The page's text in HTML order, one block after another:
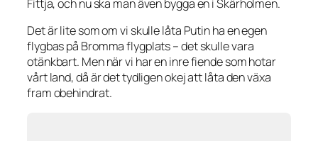
Fittja, och nu ska man även bygga en i Skärholmen.
Det är lite som om vi skulle låta Putin ha en egen
flygbas på Bromma flygplats – det skulle vara
otänkbart. Men när vi har en inre fiende som hotar
vårt land, då är det tydligen okej att låta den växa
fram obehindrat.